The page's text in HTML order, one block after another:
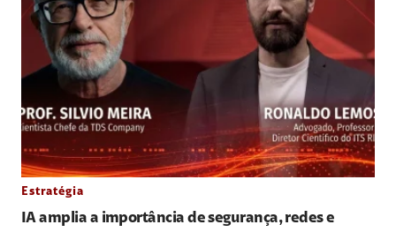
Estratégia
IA amplia a importância de segurança, redes e